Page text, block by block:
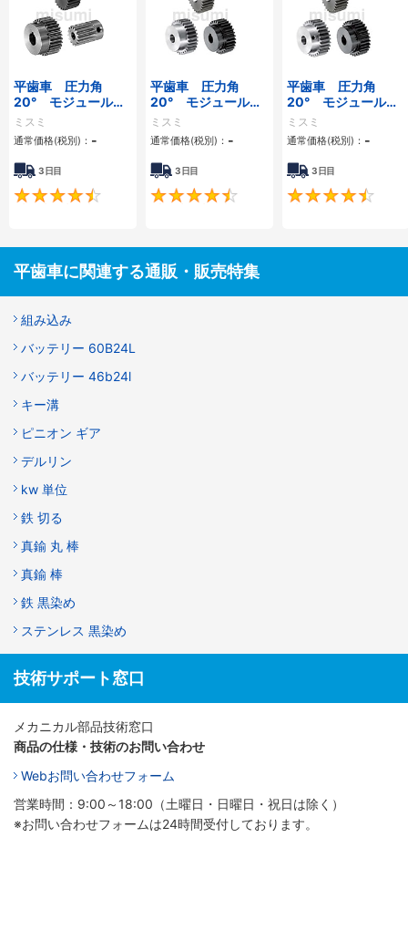
平歯車 圧力角
20° モジュール
1.0 軸穴加工タイ
プ
ミスミ
通常価格(税別)： -
3日目
4.7
平歯車 圧力角
20° モジュール
2.0 軸穴加工タイ
プ
ミスミ
通常価格(税別)： -
3日目
4.5
平歯車 圧力角
20° モジュール
1.5 軸穴加工タイ
プ
ミスミ
通常価格(税別)： -
3日目
平歯車に関連する通販・販売特集
組み込み
バッテリー 60B24L
バッテリー 46b24l
キー溝
ピニオン ギア
デルリン
kw 単位
鉄 切る
真鍮 丸 棒
真鍮 棒
鉄 黒染め
ステンレス 黒染め
技術サポート窓口
メカニカル部品技術窓口
商品の仕様・技術のお問い合わせ
Webお問い合わせフォーム
営業時間：9:00～18:00（土曜日・日曜日・祝日は除く）
※お問い合わせフォームは24時間受付しております。